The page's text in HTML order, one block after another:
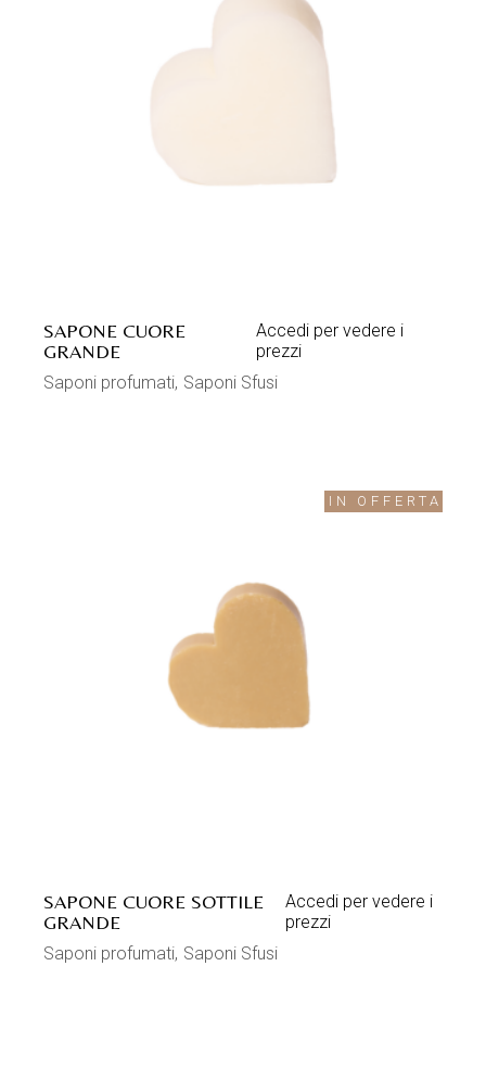
SAPONE CUORE
GRANDE
Accedi per vedere i
prezzi
Saponi profumati Saponi Sfusi
IN OFFERTA
SAPONE CUORE SOTTILE
GRANDE
Accedi per vedere i
prezzi
Saponi profumati Saponi Sfusi